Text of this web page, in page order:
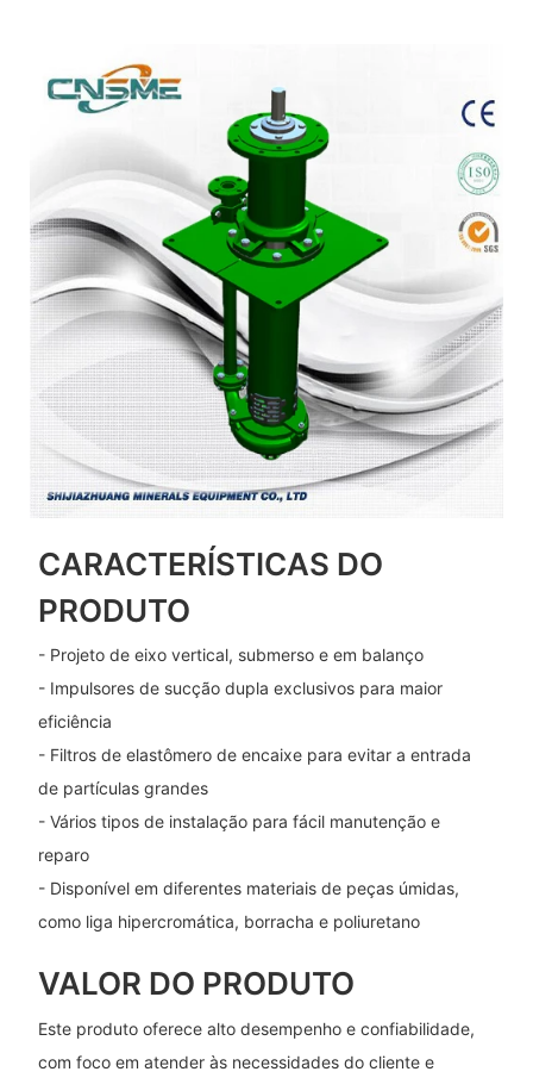
CARACTERÍSTICAS DO
PRODUTO
- Projeto de eixo vertical, submerso e em balanço
- Impulsores de sucção dupla exclusivos para maior
eficiência
- Filtros de elastômero de encaixe para evitar a entrada
de partículas grandes
- Vários tipos de instalação para fácil manutenção e
reparo
- Disponível em diferentes materiais de peças úmidas,
como liga hipercromática, borracha e poliuretano
VALOR DO PRODUTO
Este produto oferece alto desempenho e confiabilidade,
com foco em atender às necessidades do cliente e